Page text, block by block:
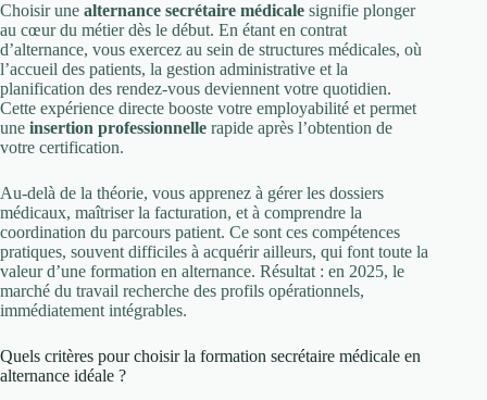
Choisir une alternance secrétaire médicale signifie plonger
au cœur du métier dès le début. En étant en contrat
d’alternance, vous exercez au sein de structures médicales, où
l’accueil des patients, la gestion administrative et la
planification des rendez-vous deviennent votre quotidien.
Cette expérience directe booste votre employabilité et permet
une insertion professionnelle rapide après l’obtention de
votre certification.
Au-delà de la théorie, vous apprenez à gérer les dossiers
médicaux, maîtriser la facturation, et à comprendre la
coordination du parcours patient. Ce sont ces compétences
pratiques, souvent difficiles à acquérir ailleurs, qui font toute la
valeur d’une formation en alternance. Résultat : en 2025, le
marché du travail recherche des profils opérationnels,
immédiatement intégrables.
Quels critères pour choisir la formation secrétaire médicale en
alternance idéale ?